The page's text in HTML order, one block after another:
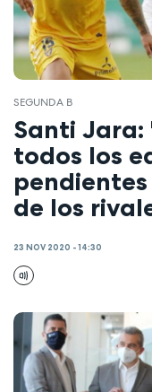
SEGUNDA B
Santi Jara:
todos los
de los
23 NOV 2020 - 14:30